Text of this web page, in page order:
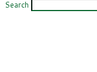
Search